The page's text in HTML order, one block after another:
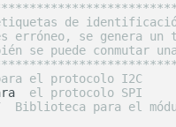
de
erróneo, se genera
se puede conmutar
el protocolo I2C
el protocolo SPI
Biblioteca para el